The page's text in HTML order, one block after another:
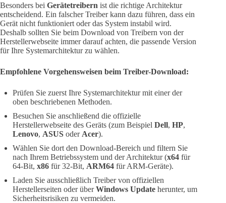
Besonders bei Gerätetreibern ist die richtige Architektur
entscheidend. Ein falscher Treiber kann dazu führen, dass ein
Gerät nicht funktioniert oder das System instabil wird.
Deshalb sollten Sie beim Download von Treibern von der
Herstellerwebseite immer darauf achten, die passende Version
für Ihre Systemarchitektur zu wählen.
Empfohlene Vorgehensweisen beim Treiber-Download:
Prüfen Sie zuerst Ihre Systemarchitektur mit einer der
oben beschriebenen Methoden.
Besuchen Sie anschließend die offizielle
Herstellerwebseite des Geräts (zum Beispiel Dell, HP,
Lenovo, ASUS oder Acer).
Wählen Sie dort den Download-Bereich und filtern Sie
nach Ihrem Betriebssystem und der Architektur (x64 für
64-Bit, x86 für 32-Bit, ARM64 für ARM-Geräte).
Laden Sie ausschließlich Treiber von offiziellen
Herstellerseiten oder überWindows Update herunter, um
Sicherheitsrisiken zu vermeiden.